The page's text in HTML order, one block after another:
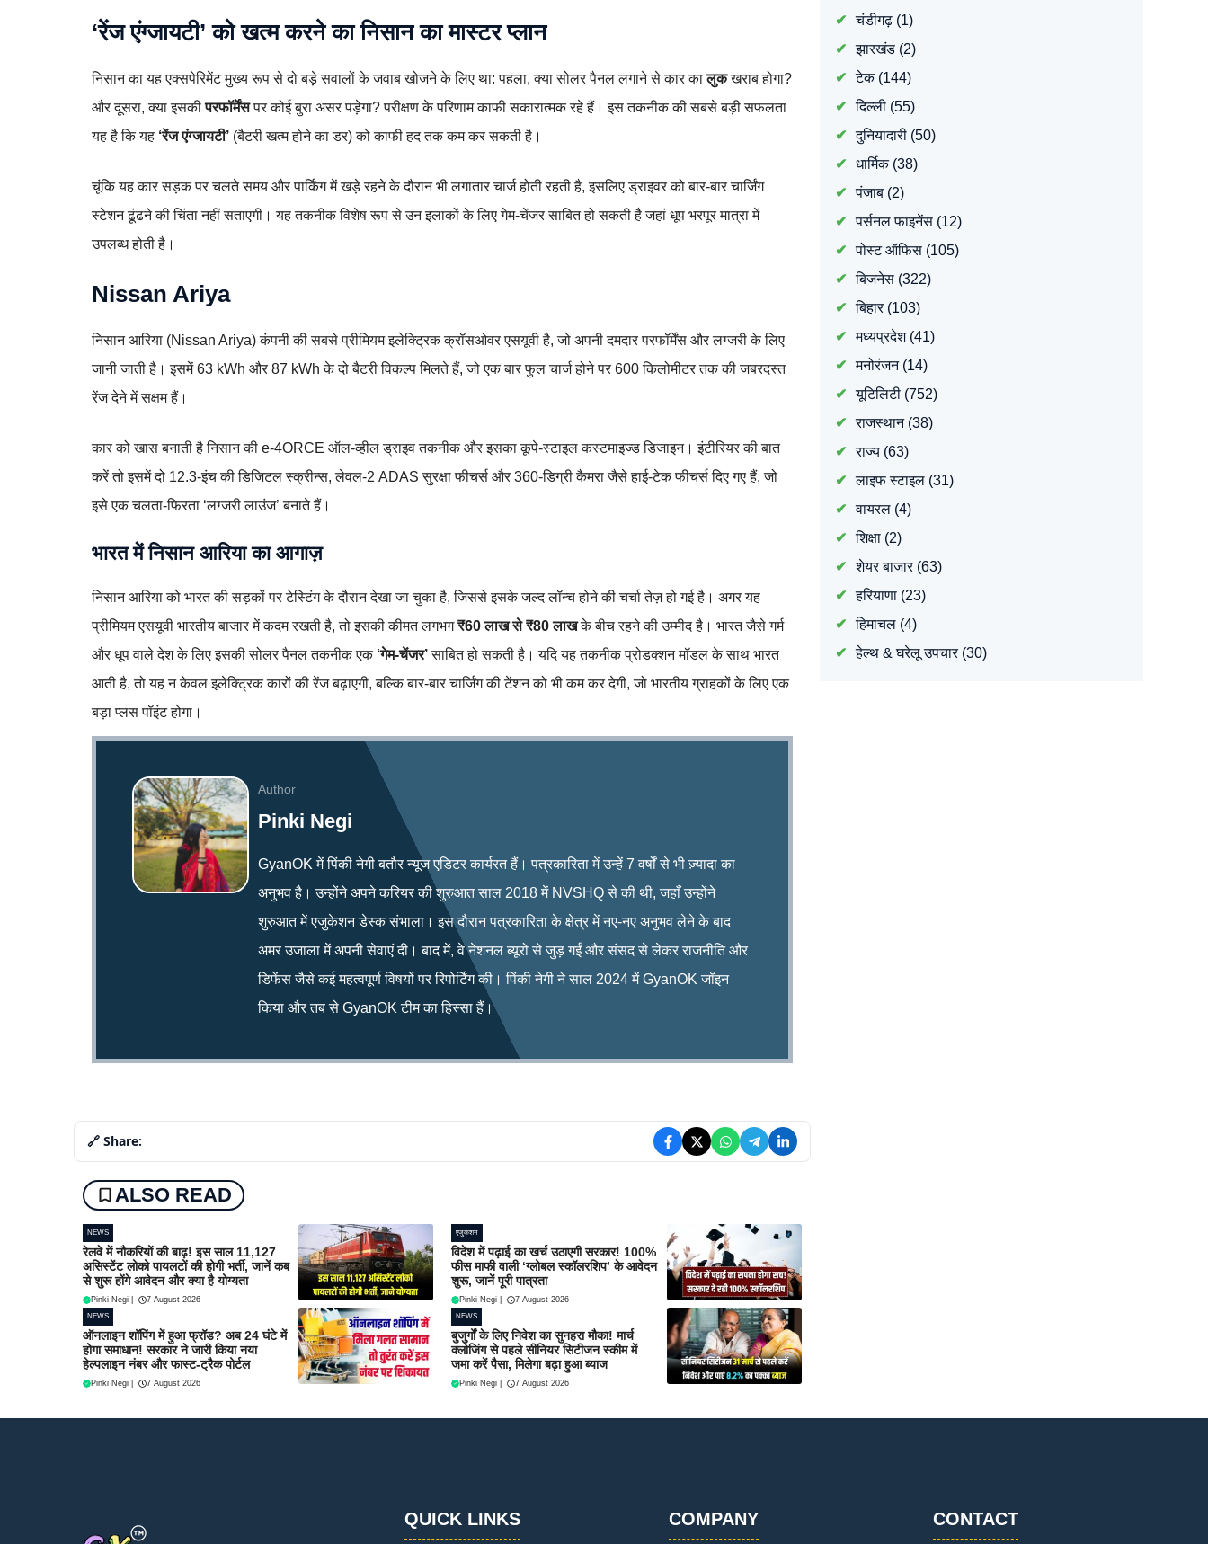
‘रेंज एंग्जायटी’ को खत्म करने का निसान का मास्टर प्लान
निसान का यह एक्सपेरिमेंट मुख्य रूप से दो बड़े सवालों के जवाब खोजने के लिए था: पहला, क्या सोलर पैनल लगाने से कार कालुकखराब होगा?
और दूसरा, क्या इसकीपरफॉर्मेंसपर कोई बुरा असर पड़ेगा? परीक्षण के परिणाम काफी सकारात्मक रहे हैं। इस तकनीक की सबसे बड़ी सफलता
यह है कि यह ‘रेंज एंग्जायटी’ (बैटरी खत्म होने का डर) को काफी हद तक कम कर सकती है।
चूंकि यह कार सड़क पर चलते समय और पार्किंग में खड़े रहने के दौरान भी लगातार चार्ज होती रहती है, इसलिए ड्राइवर को बार-बार चार्जिंग
स्टेशन ढूंढने की चिंता नहीं सताएगी। यह तकनीक विशेष रूप से उन इलाकों के लिए गेम-चेंजर साबित हो सकती है जहां धूप भरपूर मात्रा में
उपलब्ध होती है।
Nissan Ariya
निसान आरिया (Nissan Ariya) कंपनी की सबसे प्रीमियम इलेक्ट्रिक क्रॉसओवर एसयूवी है, जो अपनी दमदार परफॉर्मेंस और लग्जरी के लिए
जानी जाती है। इसमें 63 kWh और 87 kWh के दो बैटरी विकल्प मिलते हैं, जो एक बार फुल चार्ज होने पर 600 किलोमीटर तक की जबरदस्त
रेंज देने में सक्षम हैं।
कार को खास बनाती है निसान की e-4ORCE ऑल-व्हील ड्राइव तकनीक और इसका कूपे-स्टाइल कस्टमाइज्ड डिजाइन। इंटीरियर की बात
करें तो इसमें दो 12.3-इंच की डिजिटल स्क्रीन्स, लेवल-2 ADAS सुरक्षा फीचर्स और 360-डिग्री कैमरा जैसे हाई-टेक फीचर्स दिए गए हैं, जो
इसे एक चलता-फिरता ‘लग्जरी लाउंज’ बनाते हैं।
भारत में निसान आरिया का आगाज़
निसान आरिया को भारत की सड़कों पर टेस्टिंग के दौरान देखा जा चुका है, जिससे इसके जल्द लॉन्च होने की चर्चा तेज़ हो गई है। अगर यह
प्रीमियम एसयूवी भारतीय बाजार में कदम रखती है, तो इसकी कीमत लगभग₹60 लाख से ₹80 लाखके बीच रहने की उम्मीद है। भारत जैसे गर्म
और धूप वाले देश के लिए इसकी सोलर पैनल तकनीक एक ‘गेम-चेंजर’साबित हो सकती है। यदि यह तकनीक प्रोडक्शन मॉडल के साथ भारत
आती है, तो यह न केवल इलेक्ट्रिक कारों की रेंज बढ़ाएगी, बल्कि बार-बार चार्जिंग की टेंशन को भी कम कर देगी, जो भारतीय ग्राहकों के लिए एक
बड़ा प्लस पॉइंट होगा।
Author
Pinki Negi
GyanOK में पिंकी नेगी बतौर न्यूज एडिटर कार्यरत हैं। पत्रकारिता में उन्हें 7 वर्षों से भी ज़्यादा का
अनुभव है। उन्होंने अपने करियर की शुरुआत साल 2018 में NVSHQ से की थी, जहाँ उन्होंने
शुरुआत में एजुकेशन डेस्क संभाला। इस दौरान पत्रकारिता के क्षेत्र में नए-नए अनुभव लेने के बाद
अमर उजाला में अपनी सेवाएं दी। बाद में, वे नेशनल ब्यूरो से जुड़ गईं और संसद से लेकर राजनीति और
डिफेंस जैसे कई महत्वपूर्ण विषयों पर रिपोर्टिंग की। पिंकी नेगी ने साल 2024 में GyanOK जॉइन
किया और तब से GyanOK टीम का हिस्सा हैं।
🔗 Share:
ALSO READ
NEWS
रेलवे में नौकरियों की बाढ़! इस साल 11,127
असिस्टेंट लोको पायलटों की होगी भर्ती, जानें कब
से शुरू होंगे आवेदन और क्या है योग्यता
Pinki Negi 7 August 2026
एजुकेशन
विदेश में पढ़ाई का खर्च उठाएगी सरकार! 100%
फीस माफी वाली ‘ग्लोबल स्कॉलरशिप’ के आवेदन
शुरू, जानें पूरी पात्रता
Pinki Negi 7 August 2026
NEWS
ऑनलाइन शॉपिंग में हुआ फ्रॉड? अब 24 घंटे में
होगा समाधान! सरकार ने जारी किया नया
हेल्पलाइन नंबर और फास्ट-ट्रैक पोर्टल
Pinki Negi 7 August 2026
NEWS
बुजुर्गों के लिए निवेश का सुनहरा मौका! मार्च
क्लोजिंग से पहले सीनियर सिटीजन स्कीम में
जमा करें पैसा, मिलेगा बढ़ा हुआ ब्याज
Pinki Negi 7 August 2026
चंडीगढ़(1)
झारखंड(2)
टेक(144)
दिल्ली(55)
दुनियादारी(50)
धार्मिक(38)
पंजाब(2)
पर्सनल फाइनेंस(12)
पोस्ट ऑफिस(105)
बिजनेस(322)
बिहार(103)
मध्यप्रदेश(41)
मनोरंजन(14)
यूटिलिटी(752)
राजस्थान(38)
राज्य(63)
लाइफ स्टाइल(31)
वायरल(4)
शिक्षा(2)
शेयर बाजार(63)
हरियाणा(23)
हिमाचल(4)
हेल्थ & घरेलू उपचार(30)
QUICK LINKS COMPANY CONTACT